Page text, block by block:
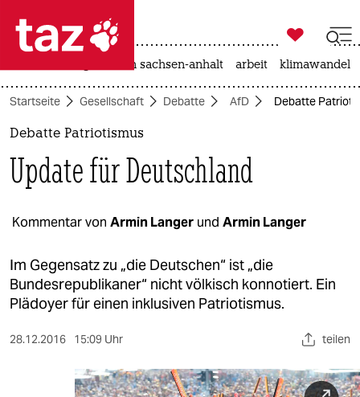
 taz zahl ich
taz zahl ich
politik
öko
gesellschaft
kultur

taz zahl ich
landtagswahl in sachsen-anhalt arbeit klimawandel
Startseite Gesellschaft Debatte AfD Debatte
Debatte Patriotismus
Update für Deutschland
Kommentar von Armin Langer und Armin Langer
Im Gegensatz zu „die Deutschen“ ist „die
Bundesrepublikaner“ nicht völkisch konnotiert. Ein
Plädoyer für einen inklusiven Patriotismus.
28.12.2016 15:09 Uhr teilen